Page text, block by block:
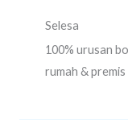
Selesa
100% urusan
rumah &